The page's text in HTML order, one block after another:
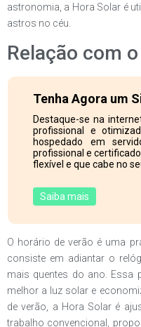
astronomia, a Hora Solar é
astros no céu.
Relação com
Tenha Agora um
Destaque-se na
profissional e
hospedado em
profissional e
flexível e que cabe no
Saiba mais
O horário de verão é uma
consiste em adiantar o
mais quentes do ano. Essa
melhor a luz solar e
de verão, a Hora Solar é
trabalho convencional,